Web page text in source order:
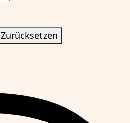
Zurücksetzen